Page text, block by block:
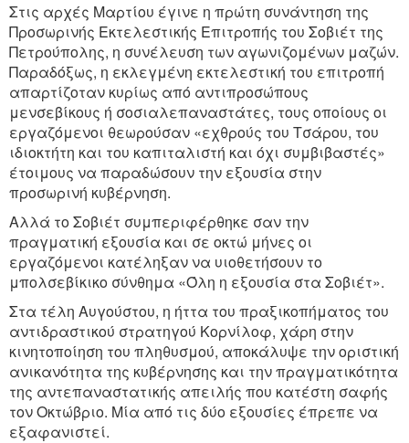
Στις αρχές Μαρτίου έγινε η πρώτη συνάντηση της
Προσωρινής Εκτελεστικής Επιτροπής του Σοβιέτ της
Πετρούπολης, η συνέλευση των αγωνιζομένων μαζών.
Παραδόξως, η εκλεγμένη εκτελεστική του επιτροπή
απαρτίζοταν κυρίως από αντιπροσώπους
μενσεβίκους ή σοσιαλεπαναστάτες, τους οποίους οι
εργαζόμενοι θεωρούσαν «εχθρούς του Τσάρου, του
ιδιοκτήτη και του καπιταλιστή και όχι συμβιβαστές»
έτοιμους να παραδώσουν την εξουσία στην
προσωρινή κυβέρνηση.
Αλλά το Σοβιέτ συμπεριφέρθηκε σαν την
πραγματική εξουσία και σε οκτώ μήνες οι
εργαζόμενοι κατέληξαν να υιοθετήσουν το
μπολσεβίκικο σύνθημα «Όλη η εξουσία στα Σοβιέτ».
Στα τέλη Αυγούστου, η ήττα του πραξικοπήματος του
αντιδραστικού στρατηγού Κορνίλοφ, χάρη στην
κινητοποίηση του πληθυσμού, αποκάλυψε την οριστική
ανικανότητα της κυβέρνησης και την πραγματικότητα
της αντεπαναστατικής απειλής που κατέστη σαφής
τον Οκτώβριο. Μία από τις δύο εξουσίες έπρεπε να
εξαφανιστεί.